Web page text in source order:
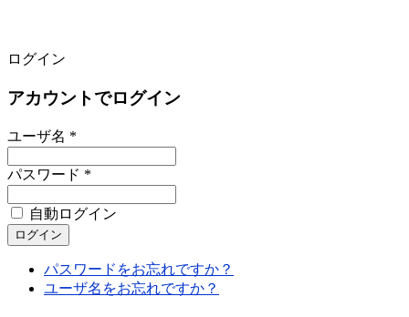
ログイン
アカウントでログイン
ユーザ名 *
パスワード *
自動ログイン
パスワードをお忘れですか？
ユーザ名をお忘れですか？